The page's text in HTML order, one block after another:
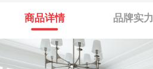
商品详情 品牌实力